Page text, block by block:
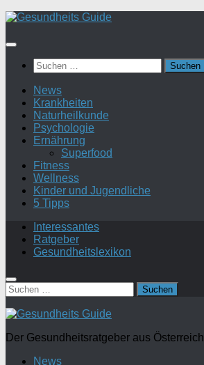
Suchen
nach:
News
Krankheiten
Naturheilkunde
Psychologie
Ernährung
Superfood
Fitness
Wellness
Kinder und Jugendliche
5 Tipps
Interessantes
Ratgeber
Gesundheitslexikon
Suchen
nach:
Der Gesundheitsratgeber aus Österreich
News